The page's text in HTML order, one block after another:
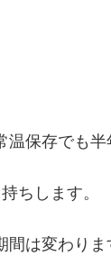
保存でも半
ちします。
は変わりま